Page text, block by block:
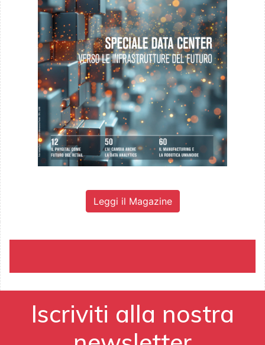
Leggi il Magazine
Iscriviti alla nostra